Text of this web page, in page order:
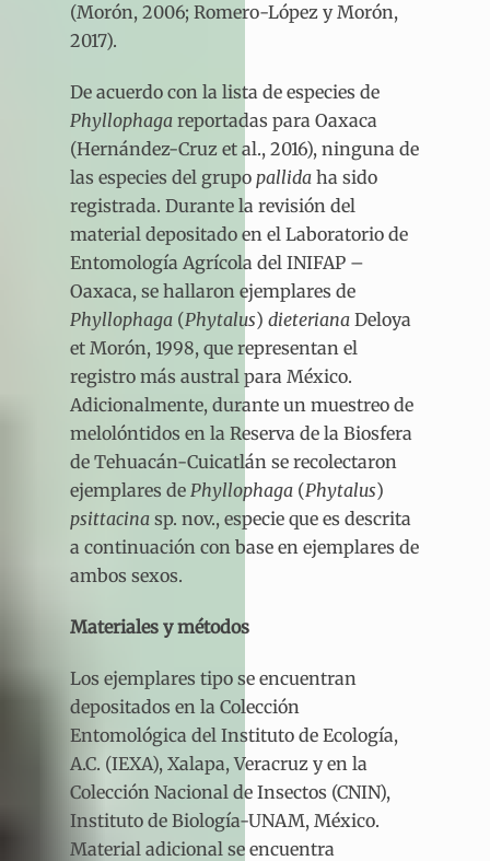
(Morón, 2006; Romero-López y Morón,
2017).
De acuerdo con la lista de especies de
Phyllophaga reportadas para Oaxaca
(Hernández-Cruz et al., 2016), ninguna de
las especies del grupo pallida ha sido
registrada. Durante la revisión del
material depositado en el Laboratorio de
Entomología Agrícola del INIFAP –
Oaxaca, se hallaron ejemplares de
Phyllophaga (Phytalus) dieteriana Deloya
et Morón, 1998, que representan el
registro más austral para México.
Adicionalmente, durante un muestreo de
melolóntidos en la Reserva de la Biosfera
de Tehuacán-Cuicatlán se recolectaron
ejemplares de Phyllophaga (Phytalus)
psittacina sp. nov., especie que es descrita
a continuación con base en ejemplares de
ambos sexos.
Materiales y métodos
Los ejemplares tipo se encuentran
depositados en la Colección
Entomológica del Instituto de Ecología,
A.C. (IEXA), Xalapa, Veracruz y en la
Colección Nacional de Insectos (CNIN),
Instituto de Biología-UNAM, México.
Material adicional se encuentra